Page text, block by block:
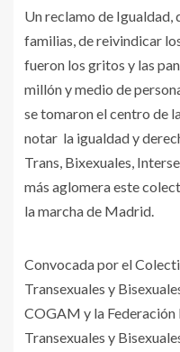
Un reclamo de Igualdad,
familias, de reivindicar
fueron los gritos y las
millón y medio de
se tomaron el centro de
notar la igualdad y
Trans, Bixexuales,
más aglomera este
la marcha de Madrid.
Convocada por el
Transexuales y
COGAM y la Federación
Transexuales y